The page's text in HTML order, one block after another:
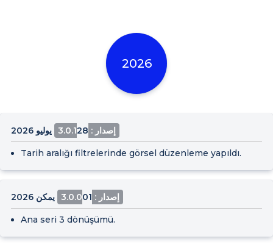
2026
إصدار : 3.0.1 28 يوليو 2026
Tarih aralığı filtrelerinde görsel düzenleme yapıldı.
إصدار : 3.0.0 01 يمكن 2026
Ana seri 3 dönüşümü.